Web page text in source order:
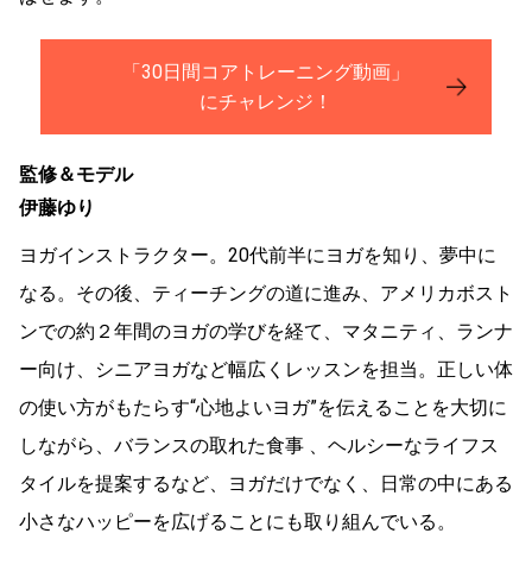
「30日間コアトレーニング動画」
にチャレンジ！
監修＆モデル
伊藤ゆり
ヨガインストラクター。20代前半にヨガを知り、夢中に
なる。その後、ティーチングの道に進み、アメリカボスト
ンでの約２年間のヨガの学びを経て、マタニティ、ランナ
ー向け、シニアヨガなど幅広くレッスンを担当。正しい体
の使い方がもたらす“心地よいヨガ”を伝えることを大切に
しながら、バランスの取れた食事 、ヘルシーなライフス
タイルを提案するなど、ヨガだけでなく、日常の中にある
小さなハッピーを広げることにも取り組んでいる。